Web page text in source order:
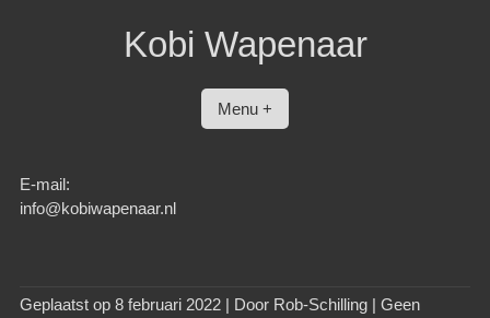
Kobi Wapenaar
Menu +
E-mail:
info@kobiwapenaar.nl
Geplaatst op 8 februari 2022| Door Rob-Schilling| Geen